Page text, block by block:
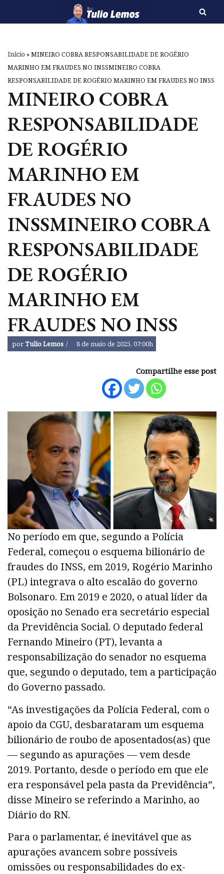
o
conteúdo
Início»MINEIRO COBRA RESPONSABILIDADE DE ROGÉRIO
MARINHO EM FRAUDES NO INSSMINEIRO COBRA
RESPONSABILIDADE DE ROGÉRIO MARINHO EM FRAUDES NO INSS
MINEIRO COBRA
RESPONSABILIDADE
DE ROGÉRIO
MARINHO EM
FRAUDES NO
INSSMINEIRO COBRA
RESPONSABILIDADE
DE ROGÉRIO
MARINHO EM
FRAUDES NO INSS
porTulio Lemos 8 de maio de 2025, 07:00h
Compartilhe esse post
No período em que, segundo a Polícia
Federal, começou o esquema bilionário de
fraudes do INSS, em 2019, Rogério Marinho
(PL) integrava o alto escalão do governo
Bolsonaro. Em 2019 e 2020, o atual líder da
oposição no Senado era secretário especial
da Previdência Social. O deputado federal
Fernando Mineiro (PT), levanta a
responsabilização do senador no esquema
que, segundo o deputado, tem a participação
do Governo passado.
“As investigações da Polícia Federal, com o
apoio da CGU, desbarataram um esquema
bilionário de roubo de aposentados(as) que
— segundo as apurações — vem desde
2019. Portanto, desde o período em que ele
era responsável pela pasta da Previdência”,
disse Mineiro se referindo a Marinho, ao
Diário do RN.
Para o parlamentar, é inevitável que as
apurações avancem sobre possíveis
omissões ou responsabilidades do ex-